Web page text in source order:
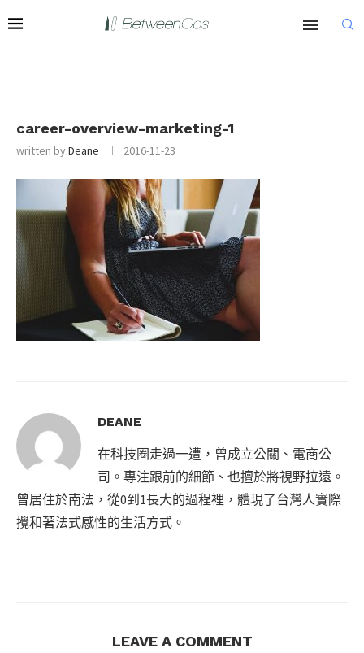
career-overview-marketing-1
written byDeane 2016-11-23
DEANE
在科技圈走過一遭，曾成立公關、電商公
司。專注跟前的細節、也擅於將視野拉遠。
曾居住於南法，從0到1長大的過程裡，體現了台灣人實際
攪和著法式感性的生活方式。
LEAVE A COMMENT